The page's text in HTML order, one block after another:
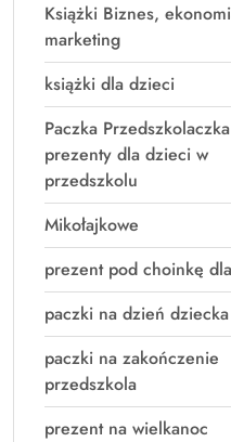
Książki Biznes,
marketing
książki dla dzieci
Paczka
prezenty dla dzieci w
przedszkolu
Mikołajkowe
prezent pod choinkę
paczki na dzień dziecka
paczki na zakończenie
przedszkola
prezent na wielkanoc